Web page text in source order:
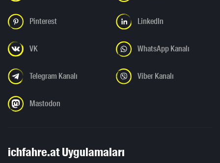
Pinterest LinkedIn
VK WhatsApp Kanalı
Telegram Kanalı Viber Kanalı
Mastodon
ichfahre.at Uygulamaları